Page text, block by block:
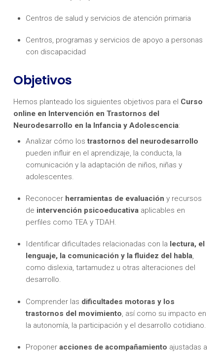
Centros de salud y servicios de atención primaria
Centros, programas y servicios de apoyo a personas
con discapacidad
Objetivos
Hemos planteado los siguientes objetivos para el Curso
online en Intervención en Trastornos del
Neurodesarrollo en la Infancia y Adolescencia:
Analizar cómo lostrastornos del neurodesarrollo
pueden influir en el aprendizaje, la conducta, la
comunicación y la adaptación de niños, niñas y
adolescentes.
Reconocer herramientas de evaluación y recursos
de intervención psicoeducativa aplicables en
perfiles como TEA y TDAH.
Identificar dificultades relacionadas con la lectura, el
lenguaje, la comunicación y la fluidez del habla,
como dislexia, tartamudez u otras alteraciones del
desarrollo.
Comprender las dificultades motoras y los
trastornos del movimiento , así como su impacto en
la autonomía, la participación y el desarrollo cotidiano.
Proponeracciones de acompañamiento ajustadas a